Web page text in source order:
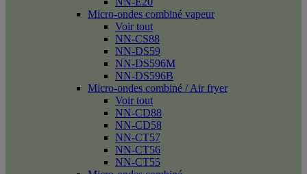
Micro-ondes combiné vapeur
Voir tout
NN-CS88
NN-DS59
NN-DS596M
NN-DS596B
Micro-ondes combiné / Air fryer
Voir tout
NN-CD88
NN-CD58
NN-CT57
NN-CT56
NN-CT55